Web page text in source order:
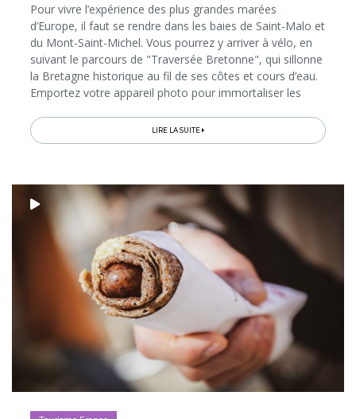
Pour vivre l’expérience des plus grandes marées
d’Europe, il faut se rendre dans les baies de Saint-Malo et
du Mont-Saint-Michel. Vous pourrez y arriver à vélo, en
suivant le parcours de "Traversée Bretonne", qui sillonne
la Bretagne historique au fil de ses côtes et cours d’eau.
Emportez votre appareil photo pour immortaliser les
LIRE LA SUITE